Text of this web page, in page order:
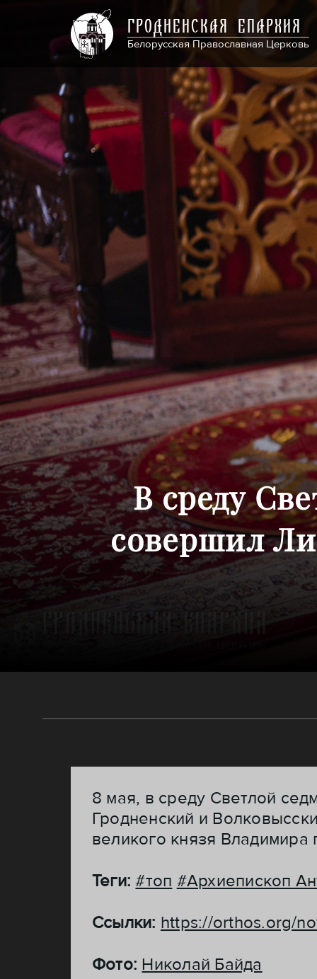
ГРОДНЕНСКАЯ ЕПАРХИЯ
Белорусская Православная Церковь
В среду
совершил
8 мая, в среду Светлой
Гродненский и
великого князя Владимира
Теги:#топ #Архиепископ
Ссылки: https://orthos.org/
Фото: Николай Байда